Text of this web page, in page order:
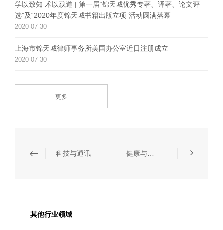
学以致知 术以载道 | 第一届“锦天城优秀专著、译著、论文评
选”及“2020年度锦天城书籍出版立项”活动圆满落幕
2020-07-30
上海市锦天城律师事务所美国办公室近日注册成立
2020-07-30
更多
科技与通讯
其他行业领域